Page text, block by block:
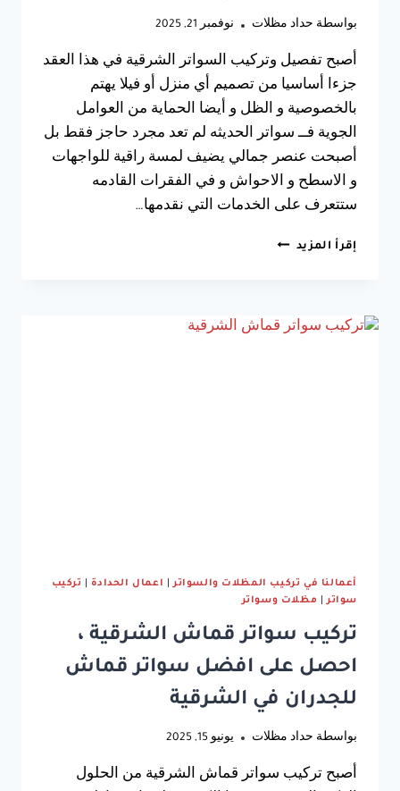
بواسطة حداد مظلات نوفمبر 21, 2025
أصبح تفصيل وتركيب السواتر الشرقية في هذا العقد
جزءا أساسيا من تصميم أي منزل أو فيلا يهتم
بالخصوصية و الظل و أيضا الحماية من العوامل
الجوية فــ سواتر الحديثه لم تعد مجرد حاجز فقط بل
أصبحت عنصر جمالي يضيف لمسة راقية للواجهات
و الاسطح و الاحواش و في الفقرات القادمه
ستتعرف على الخدمات التي نقدمها…
إقرأ المزيد تفصيل
0533038309
أعمالنا في تركيب المظلات والسواتر| اعمال الحدادة
تركيب
سواتر| مظلات وسواتر
تركيب سواتر قماش الشرقية ،
احصل على افضل سواتر قماش
للجدران في الشرقية
بواسطة حداد مظلات يونيو 15, 2025
أصبح تركيب سواتر قماش الشرقية من الحلول